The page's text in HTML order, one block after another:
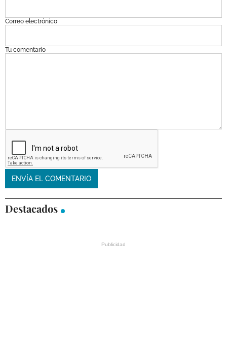
Correo electrónico
Tu comentario
Destacados